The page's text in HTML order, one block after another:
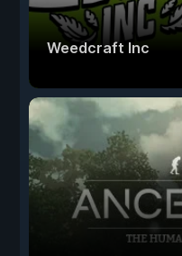
Weedcraft Inc